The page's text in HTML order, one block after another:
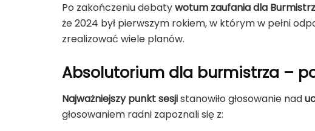
Po zakończeniu debatywotum zaufania dla
że 2024 był pierwszym rokiem, w którym w pełni
zrealizować wiele planów.
Absolutorium dla burmistrza –
Najważniejszy punkt sesjistanowiło głosowanie nad
głosowaniem radni zapoznali się z: